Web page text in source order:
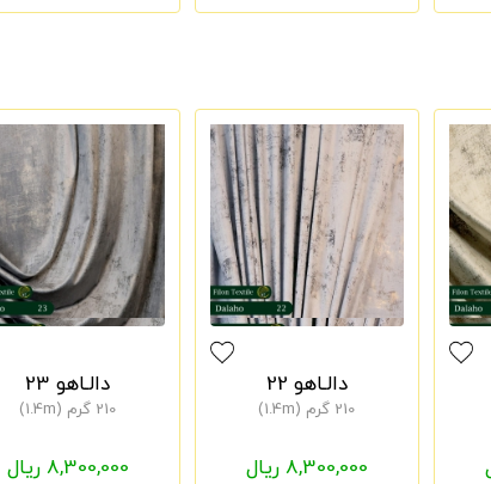
دالـاهو 22
210 گرم (1.4m)
8,300,000 ریال
دالـاهو 23
210 گرم (1.4m)
8,300,000 ریال